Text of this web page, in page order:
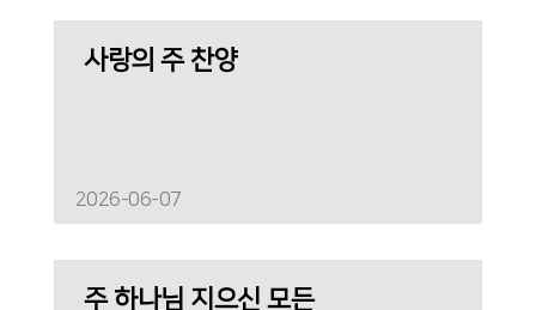
사랑의 주 찬양
2026-06-07
주 하나님 지으신 모든